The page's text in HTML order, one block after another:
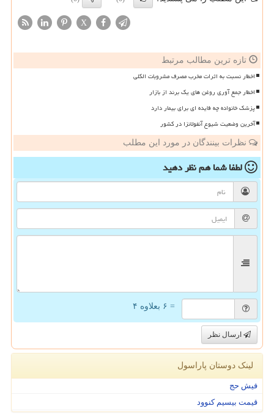
X
تازه ترین مطالب مرتبط
اخطار نسبت به اثرات مخرب مصرف مشروبات الکلی
اخطار جمع آوری روغن های یک برند از بازار
پزشک خانواده چه فایده ای برای بیمار دارد
آخرین وضعیت شیوع آنفولانزا در کشور
نظرات بینندگان در مورد این مطلب
لطفا شما همنظر دهید
= ۶ بعلاوه ۴
ارسال نظر
لینک دوستان پاراسول
فیش حج
قیمت بیسیم کنوود